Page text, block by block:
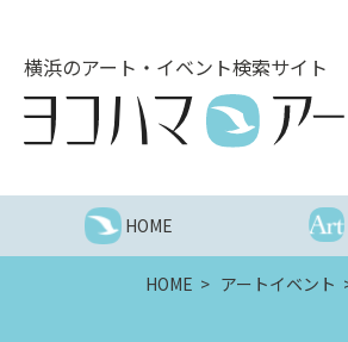
横浜のアート・イベント検索サイト
HOME
HOME アートイベント